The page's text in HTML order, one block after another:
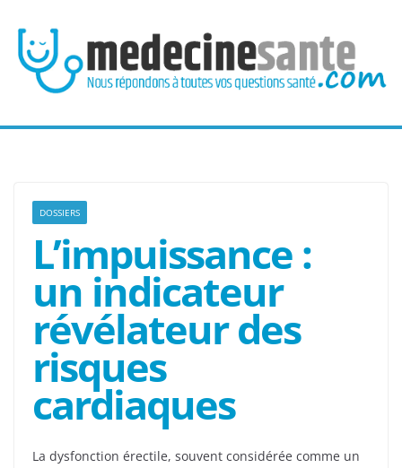
contenu
DOSSIERS
L’impuissance :
un indicateur
révélateur des
risques
cardiaques
La dysfonction érectile, souvent considérée comme un